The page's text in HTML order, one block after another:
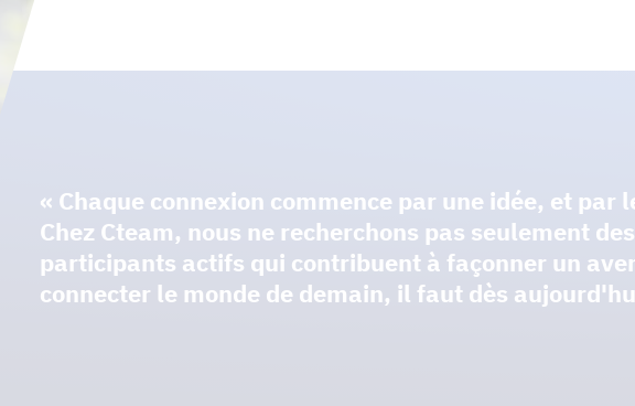
« Chaque connexion commence par une idée, et par
Chez Cteam, nous ne recherchons pas seulement
participants actifs qui contribuent à façonner un
connecter le monde de demain, il faut dès